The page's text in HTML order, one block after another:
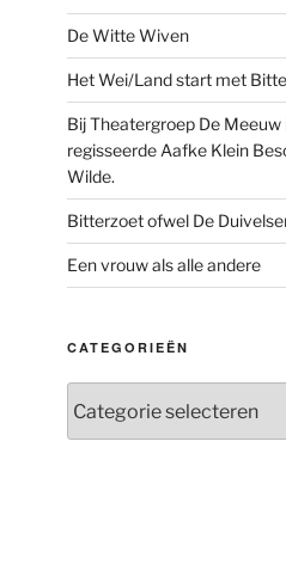
De Witte Wiven
Het Wei/Land start met
Bij Theatergroep De Meeuw
regisseerde Aafke Klein
Wilde.
Bitterzoet ofwel De
Een vrouw als alle andere
CATEGORIEËN